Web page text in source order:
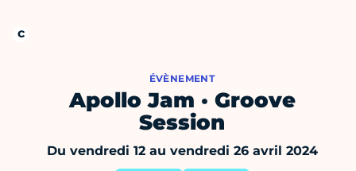
ÉVÈNEMENT
Apollo Jam · Groove
Session
Du vendredi 12 au vendredi 26 avril 2024